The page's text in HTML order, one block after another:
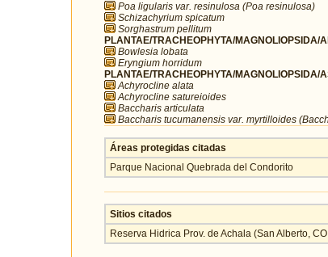
Poa ligularis var. resinulosa (Poa resinulosa)
Schizachyrium spicatum
Sorghastrum pellitum
PLANTAE/TRACHEOPHYTA/MAGNOLIOPSIDA/
Bowlesia lobata
Eryngium horridum
PLANTAE/TRACHEOPHYTA/
Achyrocline alata
Achyrocline satureioides
Baccharis articulata
Baccharis tucumanensis var. myrtilloides
Áreas protegidas citadas
Parque Nacional Quebrada del Condorito
Sitios citados
Reserva Hidrica Prov. de Achala (San Alberto,